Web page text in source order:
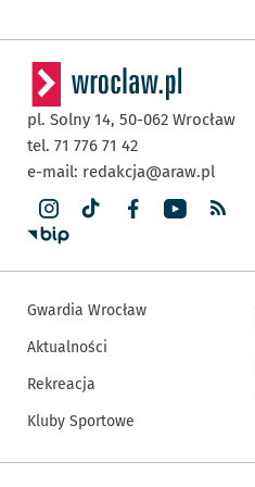
pl. Solny 14, 50-062 Wrocław
tel. 71 776 71 42
e-mail: redakcja@araw.pl
Gwardia Wrocław
Aktualności
Rekreacja
Kluby Sportowe